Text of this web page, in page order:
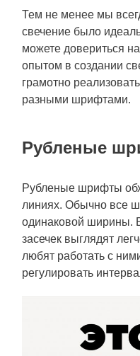
Тем не менее мы
свечение было
можете довериться
опытом в создании
грамотно
разными шрифтами.
Рубленые
Рубленые шрифты
линиях. Обычно все
одинаковой ширины.
засечек выглядят
любят работать с
регулировать